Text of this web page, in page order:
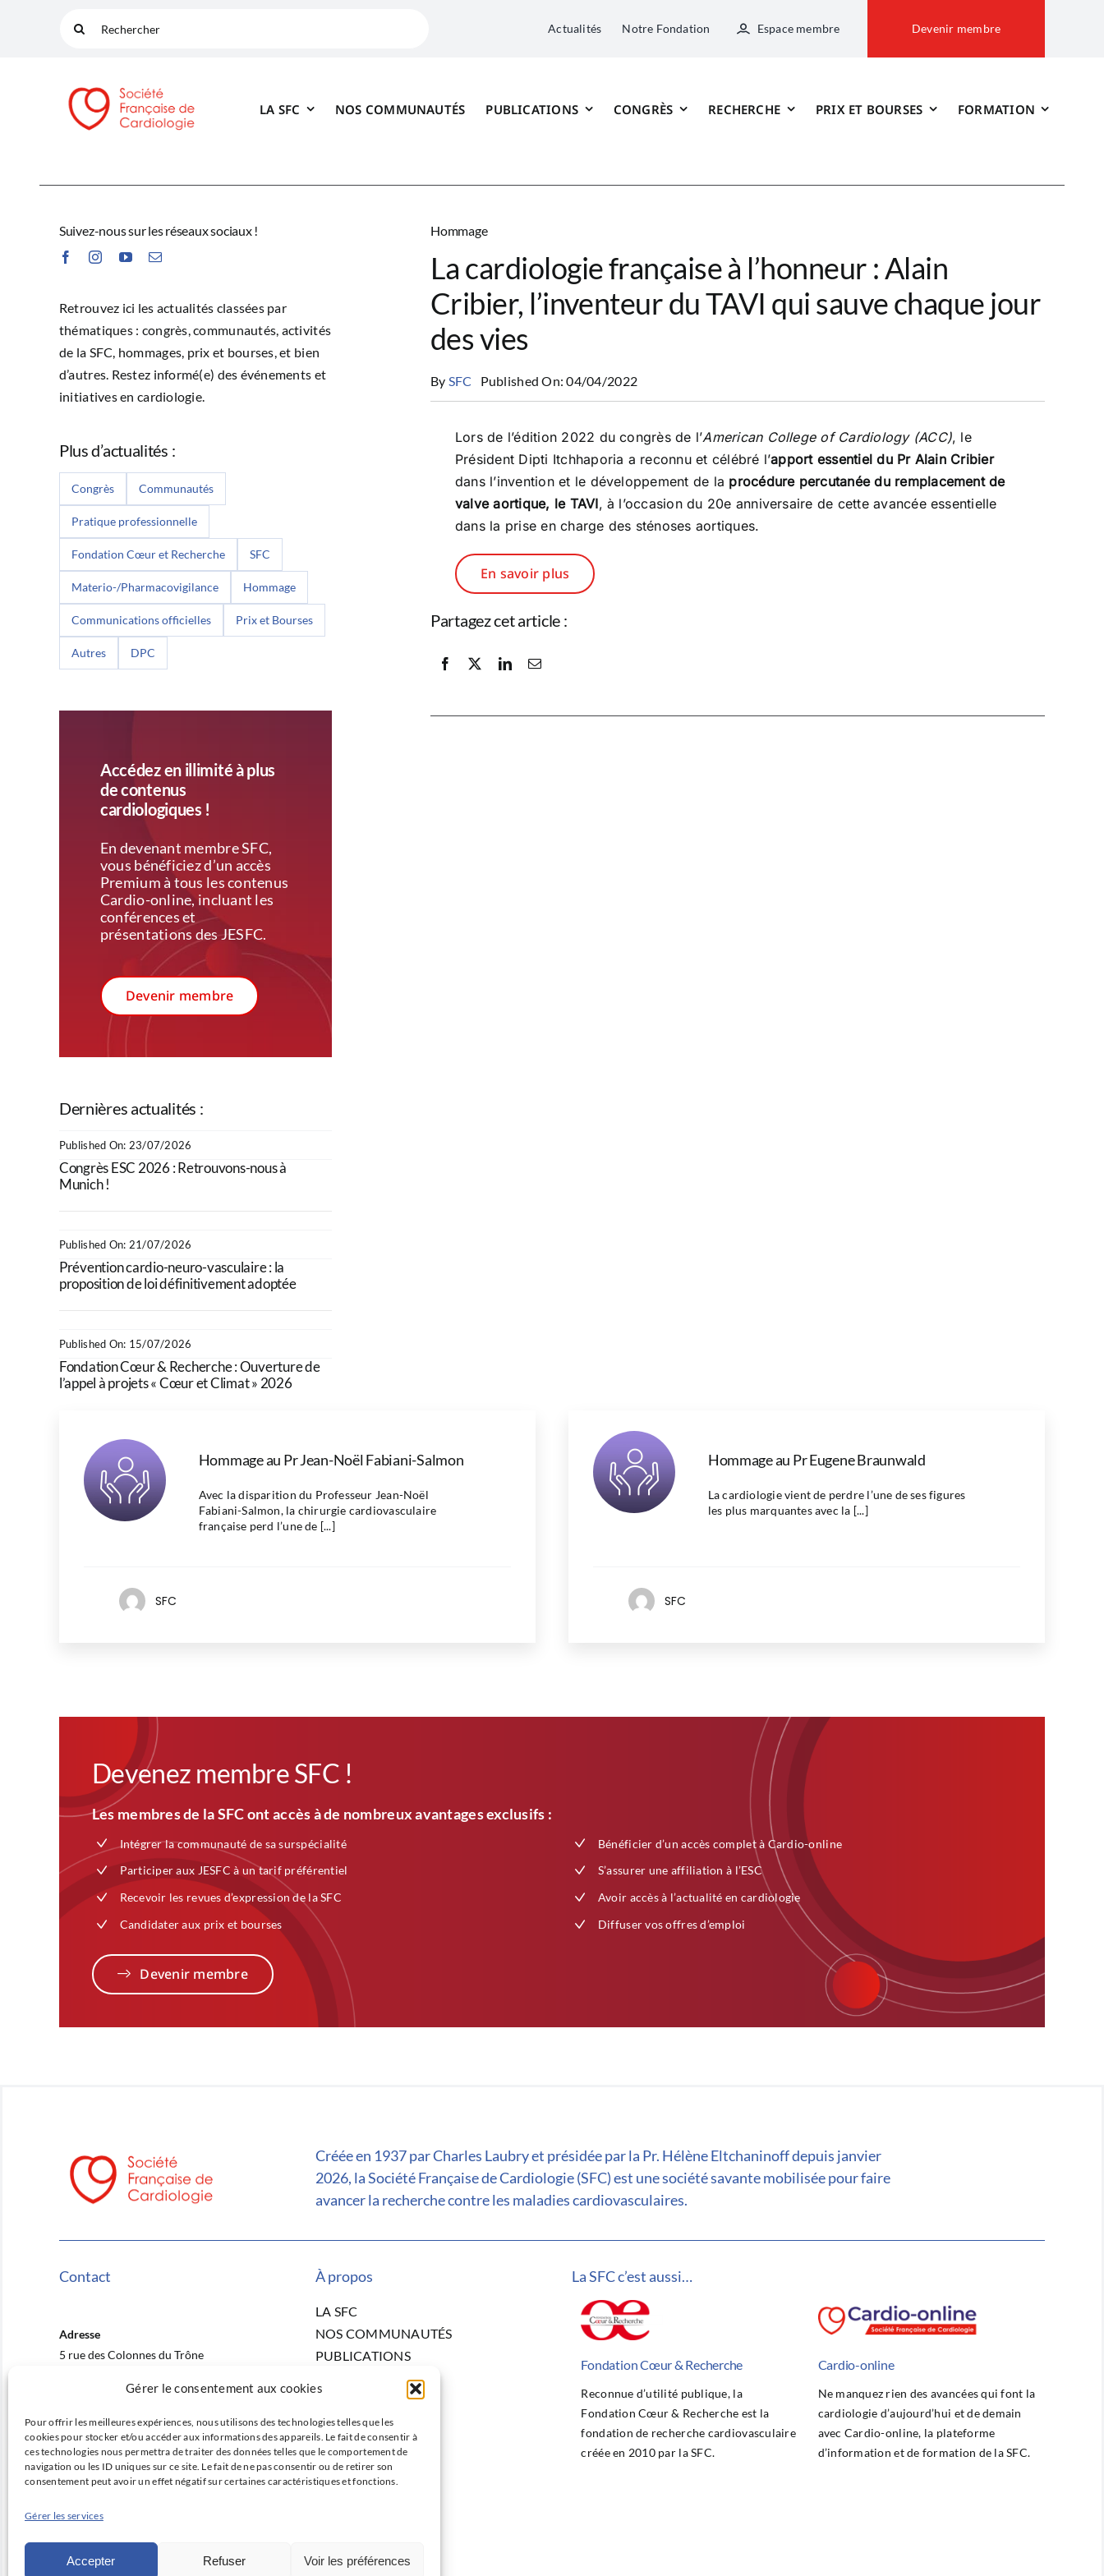
Gérer le consentement aux cookies
Pour offrir les meilleures expériences, nous utilisons des technologies telles que les
cookies pour stocker et/ou accéder aux informations des appareils. Le fait de consentir à
ces technologies nous permettra de traiter des données telles que le comportement de
navigation ou les ID uniques sur ce site. Le fait de ne pas consentir ou de retirer son
consentement peut avoir un effet négatif sur certaines caractéristiques et fonctions.
Gérer les services
Accepter Refuser Voir les préférences
Rechercher: Actualités Notre Fondation Espace membre Devenir membre
LA SFC NOS COMMUNAUTÉS PUBLICATIONS CONGRÈS RECHERCHE PRIX ET BOURSES FORMATION
Suivez-nous sur les réseaux sociaux !
Retrouvez ici les actualités classées par
thématiques : congrès, communautés, activités
de la SFC, hommages, prix et bourses, et bien
d’autres. Restez informé(e) des événements et
initiatives en cardiologie.
Plus d’actualités :
Congrès Communautés
Pratique professionnelle
Fondation Cœur et Recherche SFC
Materio-/Pharmacovigilance Hommage
Communications officielles Prix et Bourses
Autres DPC
Accédez en illimité à plus
de contenus
cardiologiques !
En devenant membre SFC,
vous bénéficiez d’un accès
Premium à tous les contenus
Cardio-online, incluant les
conférences et
présentations des JESFC.
Devenir membre
Dernières actualités :
Published On: 23/07/2026
Congrès ESC 2026 : Retrouvons-nous à
Munich !
Published On: 21/07/2026
Prévention cardio-neuro-vasculaire : la
proposition de loi définitivement adoptée
Published On: 15/07/2026
Fondation Cœur & Recherche : Ouverture de
l’appel à projets « Cœur et Climat » 2026
Hommage
La cardiologie française à l’honneur : Alain
Cribier, l’inventeur du TAVI qui sauve chaque jour
des vies
By SFC Published On: 04/04/2022
Lors de l’édition 2022 du congrès de l’American College of Cardiology (ACC), le
Président Dipti Itchhaporia a reconnu et célébré l’apport essentiel du Pr Alain Cribier
dans l’invention et le développement de la procédure percutanée du remplacement de
valve aortique, le TAVI, à l’occasion du 20e anniversaire de cette avancée essentielle
dans la prise en charge des sténoses aortiques.
En savoir plus
Partagez cet article :
Hommage au Pr Jean-Noël Fabiani-Salmon
Avec la disparition du Professeur Jean-Noël
Fabiani-Salmon, la chirurgie cardiovasculaire
française perd l’une de [...]
SFC
Hommage au Pr Eugene Braunwald
La cardiologie vient de perdre l’une de ses figures
les plus marquantes avec la [...]
SFC
Devenez membre SFC !
Les membres de la SFC ont accès à de nombreux avantages exclusifs :
Intégrer la communauté de sa surspécialité
Participer aux JESFC à un tarif préférentiel
Recevoir les revues d’expression de la SFC
Candidater aux prix et bourses
Bénéficier d’un accès complet à Cardio-online
S’assurer une affiliation à l’ESC
Avoir accès à l’actualité en cardiologie
Diffuser vos offres d’emploi
Devenir membre
Créée en 1937 par Charles Laubry et présidée par la Pr. Hélène Eltchaninoff depuis janvier
2026, la Société Française de Cardiologie (SFC) est une société savante mobilisée pour faire
avancer la recherche contre les maladies cardiovasculaires.
Contact
Adresse
5 rue des Colonnes du Trône
contact@sfcardio.fr
Téléphone
+33 1 43 22 33 33
À propos
LA SFC
NOS COMMUNAUTÉS
PUBLICATIONS
NOS CONGRÈS
RECHERCHE
PRIX ET BOURSES
FORMATION
OFFRES D’EMPLOI
La SFC c’est aussi…
Fondation Cœur & Recherche
Reconnue d’utilité publique, la
Fondation Cœur & Recherche est la
fondation de recherche cardiovasculaire
créée en 2010 par la SFC.
Cardio-online
Ne manquez rien des avancées qui font la
cardiologie d’aujourd’hui et de demain
avec Cardio-online, la plateforme
d’information et de formation de la SFC.